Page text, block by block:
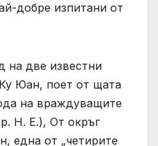
добре изпитани от
на две известни
Юан, поет от щата
на враждуващите
Н. Е.), От окръг
една от „четирите